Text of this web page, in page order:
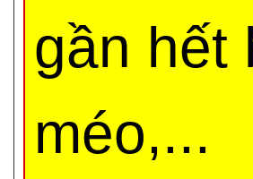
gần hết
méo,...